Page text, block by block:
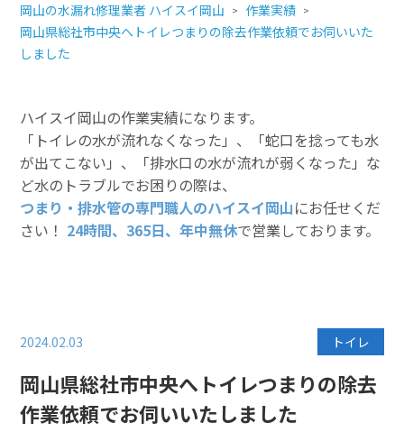
岡山の水漏れ修理業者 ハイスイ岡山
作業実績
岡山県総社市中央へトイレつまりの除去作業依頼でお伺いいた
しました
ハイスイ岡山の作業実績になります。
「トイレの水が流れなくなった」、「蛇口を捻っても水
が出てこない」、「排水口の水が流れが弱くなった」な
ど水のトラブルでお困りの際は、
つまり・排水管の専門職人のハイスイ岡山にお任せくだ
さい！ 24時間、365日、年中無休で営業しております。
2024.02.03 トイレ
岡山県総社市中央へトイレつまりの除去
作業依頼でお伺いいたしました